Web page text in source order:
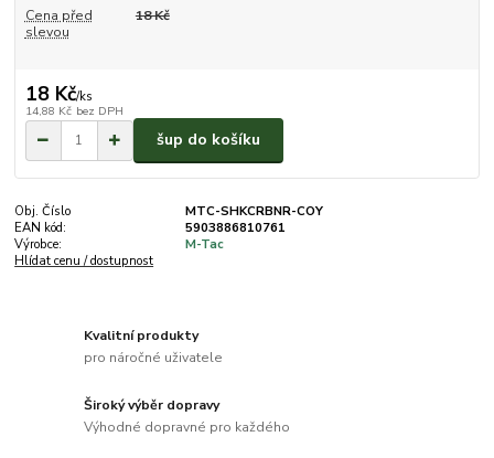
Cena před
slevou
18 Kč
18 Kč/ks
14,88 Kč bez DPH
šup do košíku
Obj. Číslo
MTC-SHKCRBNR-COY
EAN kód:
5903886810761
Výrobce:
M-Tac
Hlídat cenu / dostupnost
Kvalitní produkty
pro náročné uživatele
Široký výběr dopravy
Výhodné dopravné pro každého